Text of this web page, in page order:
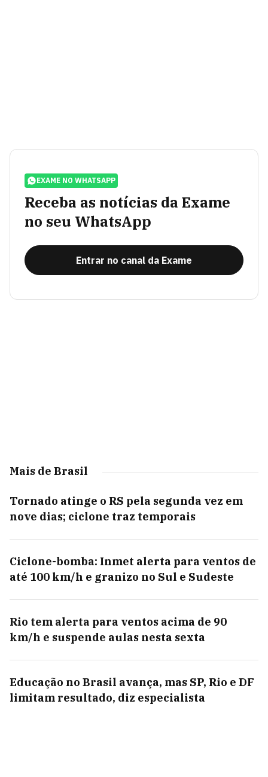
EXAME NO WHATSAPP
Receba as notícias da Exame
no seu WhatsApp
Entrar no canal da Exame
Mais de Brasil
Tornado atinge o RS pela segunda vez em
nove dias; ciclone traz temporais
Ciclone-bomba: Inmet alerta para ventos de
até 100 km/h e granizo no Sul e Sudeste
Rio tem alerta para ventos acima de 90
km/h e suspende aulas nesta sexta
Educação no Brasil avança, mas SP, Rio e DF
limitam resultado, diz especialista